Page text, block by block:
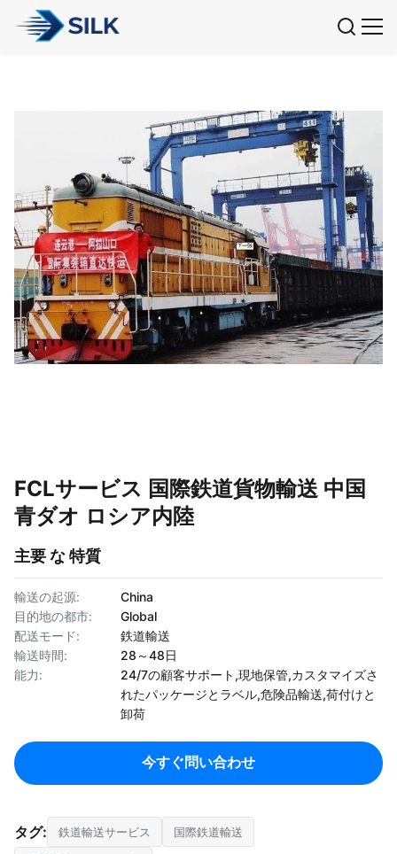
FCLサービス 国際鉄道貨物輸送 中国
青ダオ ロシア内陸
主要 な 特質
輸送の起源:
China
目的地の都市:
Global
配送モード:
鉄道輸送
輸送時間:
28～48日
能力:
24/7の顧客サポート,現地保管,カスタマイズさ
れたパッケージとラベル,危険品輸送,荷付けと
卸荷
今すぐ問い合わせ
タグ: 鉄道輸送サービス 国際鉄道輸送